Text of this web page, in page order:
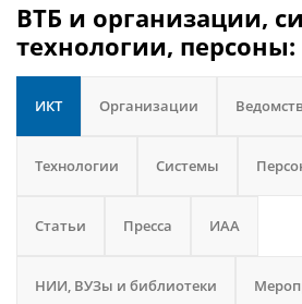
ВТБ и организации,
технологии, персоны:
ИКТ Организации
Технологии Системы
Статьи Пресса ИАА
НИИ, ВУЗы и библиотеки